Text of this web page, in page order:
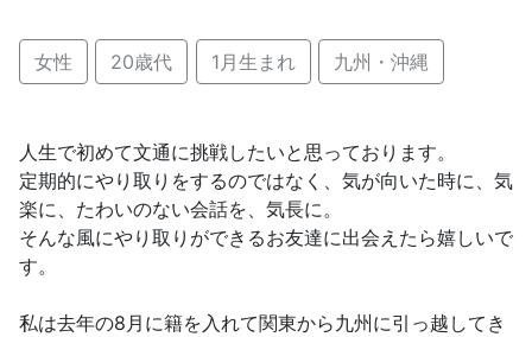
女性 20歳代 1月生まれ 九州・沖縄
人生で初めて文通に挑戦したいと思っております。
定期的にやり取りをするのではなく、気が向いた時に、気
楽に、たわいのない会話を、気長に。
そんな風にやり取りができるお友達に出会えたら嬉しいで
す。
私は去年の8月に籍を入れて関東から九州に引っ越してき